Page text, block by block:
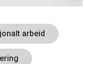
arbeid